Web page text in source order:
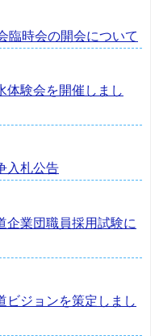
臨時会の開会について
体験会を開催しまし
入札公告
業団職員採用試験に
ビジョンを策定しまし